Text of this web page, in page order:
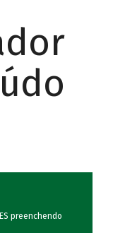
preenchendo